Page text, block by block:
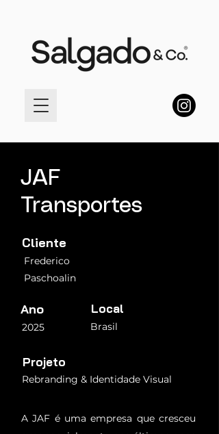
JAF
Transportes
Cliente
Frederico
Paschoalin
Ano
2025
Local
Brasil
Projeto
Rebranding & Identidade Visual
A JAF é uma empresa que cresceu